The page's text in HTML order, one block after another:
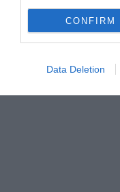
CONFIRM
Data Deletion